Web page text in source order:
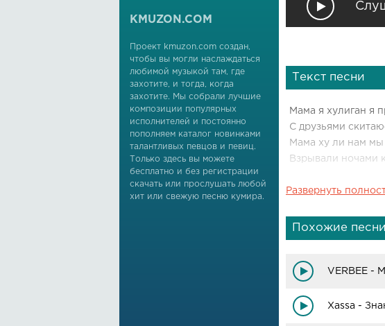
Текст песни
Мама я хулиган я
С друзьями
Мама ху ли нам мы
Взрывали ночами
Мама я хулиган я
Мама ху ли нам мы
Взрывали ночами
Развернуть
Похожие песни
VERBEE -
Xassa -
KMUZON.COM
Проект kmuzon.com создан,
чтобы вы могли наслаждаться
любимой музыкой там, где
захотите, и тогда, когда
захотите. Мы собрали лучшие
композиции популярных
исполнителей и постоянно
пополняем каталог новинками
талантливых певцов и певиц.
Только здесь вы можете
бесплатно и без регистрации
скачать или прослушать любой
хит или свежую песню кумира.